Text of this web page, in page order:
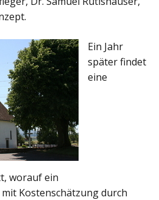
Ein Jahr
später findet
eine
worauf ein
Kostenschätzung durch